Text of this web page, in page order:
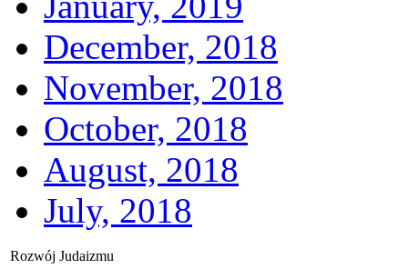
December, 2018
November, 2018
October, 2018
August, 2018
July, 2018
Rozwój Judaizmu